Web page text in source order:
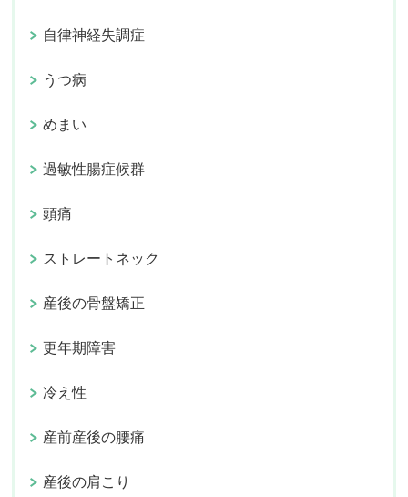
自律神経失調症
うつ病
めまい
過敏性腸症候群
頭痛
ストレートネック
産後の骨盤矯正
更年期障害
冷え性
産前産後の腰痛
産後の肩こり